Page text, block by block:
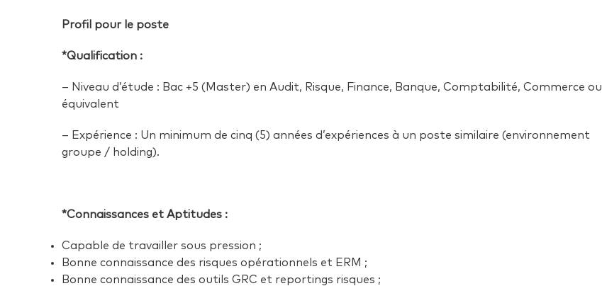
Profil pour le poste
*Qualification :
– Niveau d’étude : Bac +5 (Master) en Audit, Risque, Finance, Banque, Comptabilité, Commerce ou
équivalent
– Expérience : Un minimum de cinq (5) années d’expériences à un poste similaire (environnement
groupe / holding).
*Connaissances et Aptitudes :
Capable de travailler sous pression ;
Bonne connaissance des risques opérationnels et ERM ;
Bonne connaissance des outils GRC et reportings risques ;